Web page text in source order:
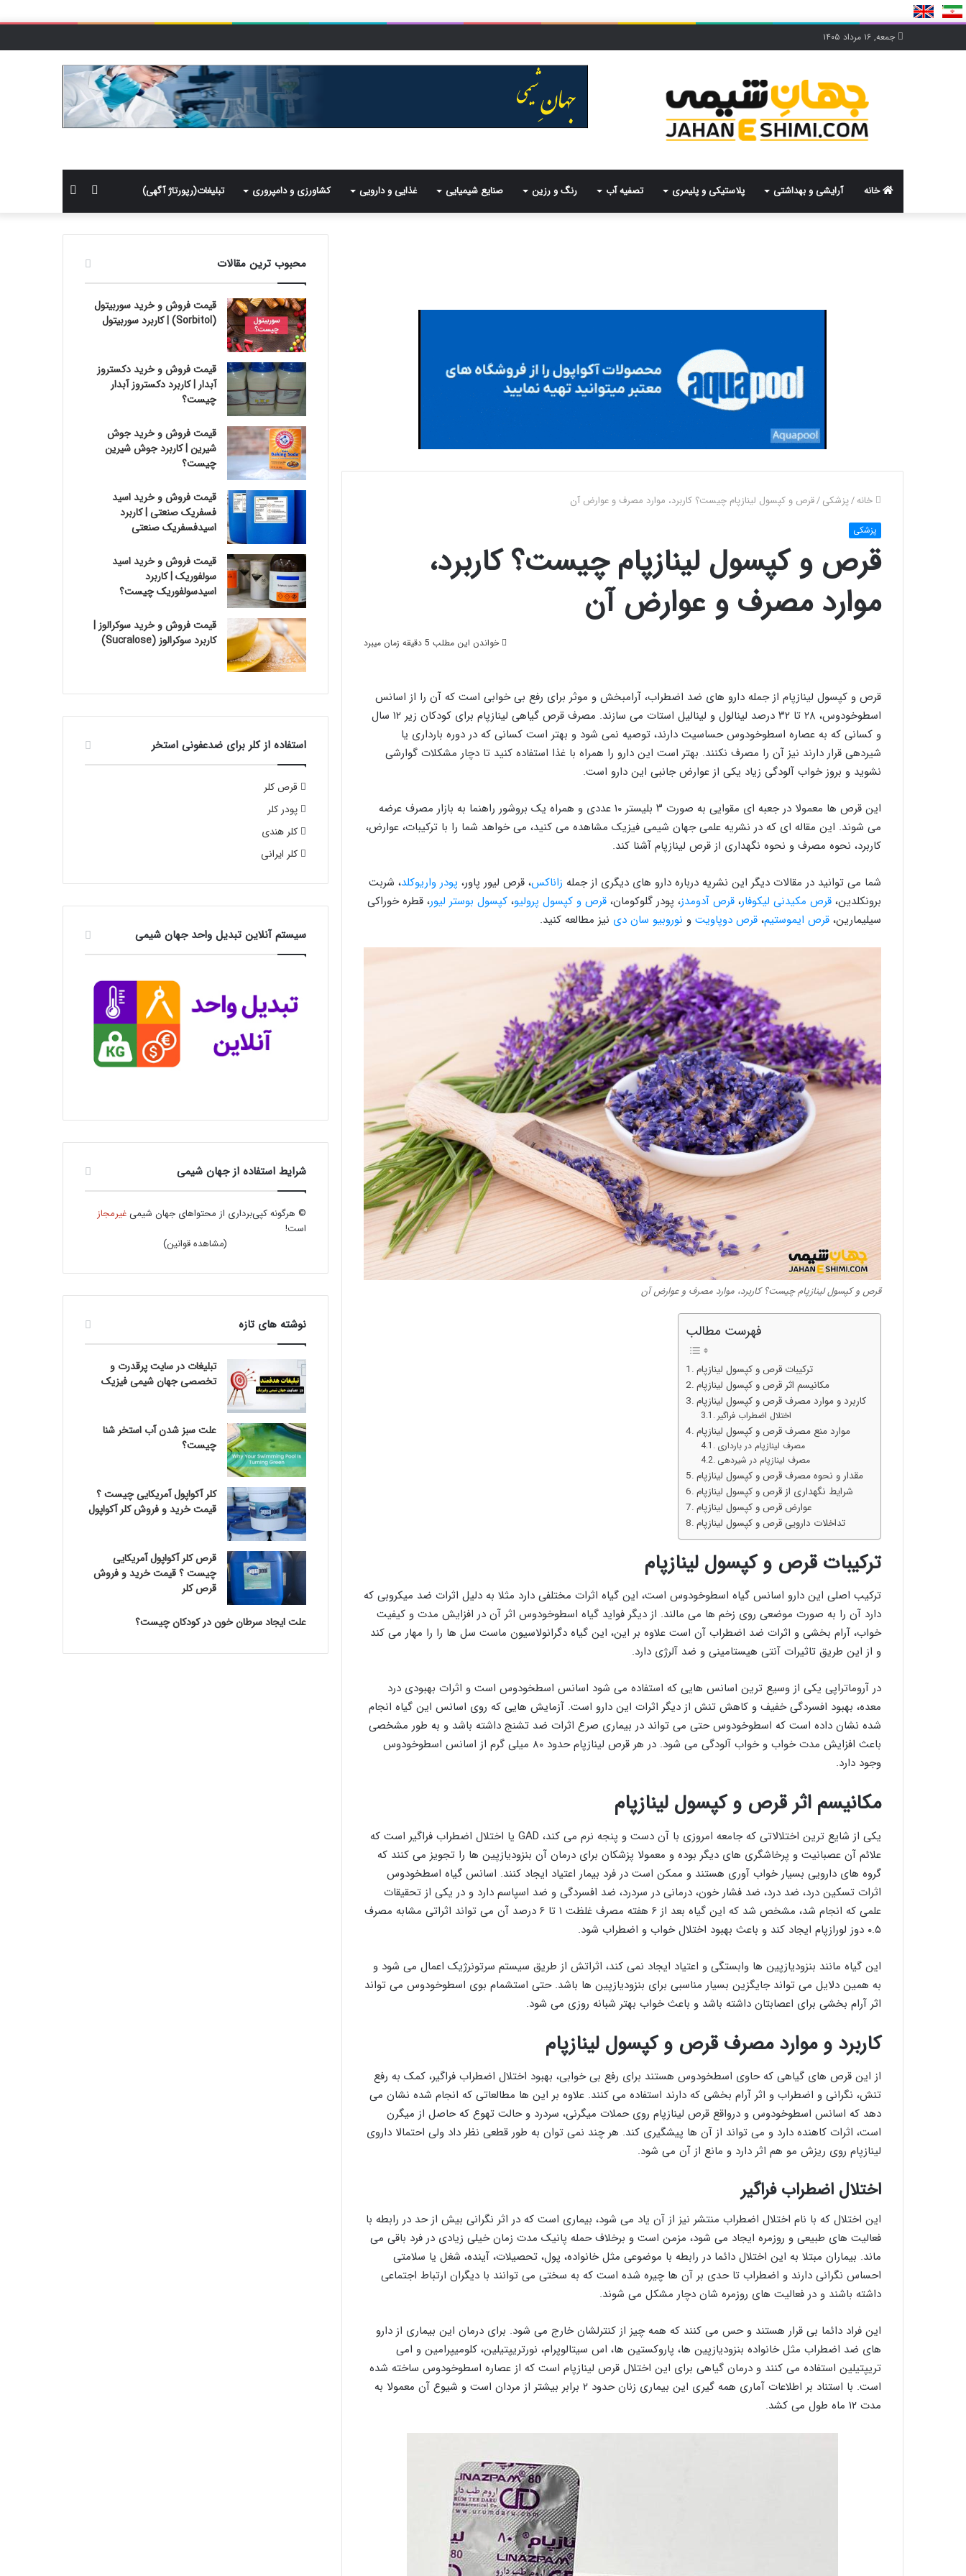
جمعه, ۱۶ مرداد ۱۴۰۵
خانه آرایشی و بهداشتی پلاستیکی و پلیمری تصفیه آب رنگ و رزین صنایع شیمیایی غذایی و دارویی کشاورزی و دامپروری تبلیغات(رپورتاژ آگهی)
برای
سایدبار
خانه/پزشکی/قرص و کپسول لینازپام چیست؟ کاربرد، موارد مصرف و عوارض آن
پزشکی
قرص و کپسول لینازپام چیست؟ کاربرد،
موارد مصرف و عوارض آن
خواندن این مطلب 5 دقیقه زمان میبرد
قرص و کپسول لینازپام از جمله دارو های ضد اضطراب، آرامبخش و موثر برای رفع بی خوابی است که آن را از اسانس
اسطوخودوس، ۲۸ تا ۳۲ درصد لینالول و لینالیل استات می سازند. مصرف قرص گیاهی لینازپام برای کودکان زیر ۱۲ سال
و کسانی که به عصاره اسطوخودوس حساسیت دارند، توصیه نمی شود و بهتر است کسانی که در دوره بارداری یا
شیردهی قرار دارند نیز آن را مصرف نکنند. بهتر است این دارو را همراه با غذا استفاده کنید تا دچار مشکلات گوارشی
نشوید و بروز خواب آلودگی زیاد یکی از عوارض جانبی این دارو است.
این قرص ها معمولا در جعبه ای مقوایی به صورت ۳ بلیستر ۱۰ عددی و همراه یک بروشور راهنما به بازار مصرف عرضه
می شوند. این مقاله ای که در نشریه علمی جهان شیمی فیزیک مشاهده می کنید، می خواهد شما را با ترکیبات، عوارض،
کاربرد، نحوه مصرف و نحوه نگهداری از قرص لینازپام آشنا کند.
شما می توانید در مقالات دیگر این نشریه درباره دارو های دیگری از جمله زاناکس، قرص لیور پاور، پودر واریوکلد، شربت
برونکلدین، قرص مکیدنی لیکوفار، قرص آدومدز، پودر گلوکومان، قرص و کپسول پرولیو، کپسول بوستر لیور، قطره خوراکی
سیلیمارین، قرص ایموستیم، قرص دوپاویت و نوروبیو سان دی نیز مطالعه کنید.
قرص و کپسول لینازپام چیست؟ کاربرد، موارد مصرف و عوارض آن
فهرست مطالب
ترکیبات قرص و کپسول لینازپام
مکانیسم اثر قرص و کپسول لینازپام
کاربرد و موارد مصرف قرص و کپسول لینازپام
اختلال اضطراب فراگیر
موارد منع مصرف قرص و کپسول لینازپام
مصرف لینازپام در بارداری
مصرف لینازپام در شیردهی
مقدار و نحوه مصرف قرص و کپسول لینازپام
شرایط نگهداری از قرص و کپسول لینازپام
عوارض قرص و کپسول لینازپام
تداخلات دارویی قرص و کپسول لینازپام
ترکیبات قرص و کپسول لینازپام
ترکیب اصلی این دارو اسانس گیاه اسطوخودوس است، این گیاه اثرات مختلفی دارد مثلا به دلیل اثرات ضد میکروبی که
دارد آن را به صورت موضعی روی زخم ها می مالند. از دیگر فواید گیاه اسطوخودوس اثر آن در افزایش مدت و کیفیت
خواب، آرام بخشی و اثرات ضد اضطراب آن است علاوه بر این، این گیاه دگرانولاسیون ماست سل ها را را مهار می کند
و از این طریق تاثیرات آنتی هیستامینی و ضد آلرژی دارد.
در آروماتراپی یکی از وسیع ترین اسانس هایی که استفاده می شود اسانس اسطخودوس است و اثرات بهبودی درد
معده، بهبود افسردگی خفیف و کاهش تنش از دیگر اثرات این دارو است. آزمایش هایی که روی اسانس این گیاه انجام
شده نشان داده است که اسطوخودوس حتی می تواند در بیماری صرع اثرات ضد تشنج داشته باشد و به طور مشخصی
باعث افزایش مدت خواب و خواب آلودگی می شود. در هر قرص لینازپام حدود ۸۰ میلی گرم از اسانس اسطوخودوس
وجود دارد.
مکانیسم اثر قرص و کپسول لینازپام
یکی از شایع ترین اختلالاتی که جامعه امروزی با آن دست و پنجه نرم می کند، GAD یا اختلال اضطراب فراگیر است که
علائم آن عصبانیت و پرخاشگری های دیگر بوده و معمولا پزشکان برای درمان آن بنزودیازپین ها را تجویز می کنند که
گروه های دارویی بسیار خواب آوری هستند و ممکن است در فرد بیمار اعتیاد ایجاد کنند. اسانس گیاه اسطخودوس
اثرات تسکین درد، ضد درد، ضد فشار خون، درمانی در سردرد، ضد افسردگی و ضد اسپاسم دارد و در یکی از تحقیقات
علمی که انجام شد، مشخص شد که این گیاه بعد از ۶ هفته مصرف غلظت ۱ تا ۶ درصد آن می تواند اثراتی مشابه مصرف
۰.۵ دوز لورازپام ایجاد کند و باعث بهبود اختلال خواب و اضطراب شود.
این گیاه مانند بنزودیازپین ها وابستگی و اعتیاد ایجاد نمی کند، اثراتش از طریق سیستم سرتونرژیک اعمال می شود و
به همین دلایل می تواند جایگزین بسیار مناسبی برای بنزودیازپین ها باشد. حتی استشمام بوی اسطوخودوس می تواند
اثر آرام بخشی برای اعصابتان داشته باشد و باعث خواب بهتر شبانه روزی می شود.
کاربرد و موارد مصرف قرص و کپسول لینازپام
از این قرص های گیاهی که حاوی اسطخودوس هستند برای رفع بی خوابی، بهبود اختلال اضطراب فراگیر، کمک به رفع
تنش، نگرانی و اضطراب و اثر آرام بخشی که دارند استفاده می کنند. علاوه بر این ها مطالعاتی که انجام شده نشان می
دهد که اسانس اسطوخودوس و درواقع قرص لینازپام روی حملات میگرنی، سردرد و حالت تهوع که حاصل از میگرن
است، اثرات کاهنده دارد و می تواند از آن ها پیشگیری کند. هر چند نمی توان به طور قطعی نظر داد ولی احتمالا داروی
لینازپام روی ریزش مو هم اثر دارد و مانع از آن می شود.
اختلال اضطراب فراگیر
این اختلال که با نام اختلال اضطراب منتشر نیز از آن یاد می شود، بیماری است که در اثر نگرانی بیش از حد در رابطه با
فعالیت های طبیعی و روزمره ایجاد می شود، مزمن است و برخلاف حمله پانیک مدت زمان خیلی زیادی در فرد باقی می
ماند. بیماران مبتلا به این اختلال دائما در رابطه با موضوعی مثل خانواده، پول، تحصیلات، آینده، شغل یا سلامتی
احساس نگرانی دارند و اضطراب تا حدی بر آن ها چیره شده است که به سختی می توانند با دیگران ارتباط اجتماعی
داشته باشند و در فعالیت های روزمره شان دچار مشکل می شوند.
این فراد دائما بی قرار هستند و حس می کنند که همه چیز از کنترلشان خارج می شود. برای درمان این بیماری از دارو
های ضد اضطراب مثل خانواده بنزودیازپین ها، پاروکستین ها، اس سیتالوپرام، نورتریپتیلین، کلومیپرامین و امی
تریپتیلین استفاده می کنند و درمان گیاهی برای این اختلال قرص لینازپام است که از عصاره اسطوخودوس ساخته شده
است. با استناد بر اطلاعات آماری همه گیری این بیماری زنان حدود ۲ برابر بیشتر از مردان است و شیوع آن معمولا به
مدت ۱۲ ماه طول می کشد.
محبوب ترین مقالات
قیمت فروش و خرید سوربیتول
(Sorbitol) | کاربرد سوربیتول
قیمت فروش و خرید دکستروز
آبدار | کاربرد دکستروز آبدار
چیست؟
قیمت فروش و خرید جوش
شیرین | کاربرد جوش شیرین
چیست؟
قیمت فروش و خرید اسید
فسفریک صنعتی | کاربرد
اسیدفسفریک صنعتی
قیمت فروش و خرید اسید
سولفوریک | کاربرد
اسیدسولفوریک چیست؟
قیمت فروش و خرید سوکرالوز |
کاربرد سوکرالوز (Sucralose)
استفاده از کلر برای ضدعفونی استخر
قرص کلر
پودر کلر
کلر هندی
کلر ایرانی
سیستم آنلاین تبدیل واحد جهان شیمی
شرایط استفاده از جهان شیمی
© هرگونه کپی‌برداری از محتواهای جهان شیمیغیرمجاز
است!
(مشاهده قوانین)
نوشته های تازه
تبلیغات در سایت پرقدرت و
تخصصی جهان شیمی فیزیک
علت سبز شدن آب استخر شنا
چیست؟
کلر آکواپول آمریکایی چیست ؟
قیمت خرید و فروش کلر آکواپول
قرص کلر آکواپول آمریکایی
چیست ؟ قیمت خرید و فروش
قرص کلر
علت ایجاد سرطان خون در کودکان چیست؟